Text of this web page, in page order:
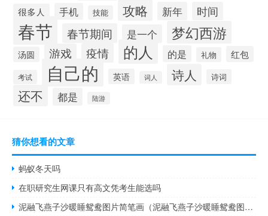
很多人 手机 技能 攻略 新年 时间
春节 春节期间 是一个 梦幻西游
汤圆 游戏 疫情 的人 的是 礼物 红包
考试 自己的 英语 词人 诗人 诗词
还不 都是 陆游
猜你想看的文章
蚂蚁冬天吗
在职研究生网课只有高文凭考生能选吗
泥融飞燕子沙暖睡鸳鸯图片简笔画（泥融飞燕子沙暖睡鸳鸯图片）